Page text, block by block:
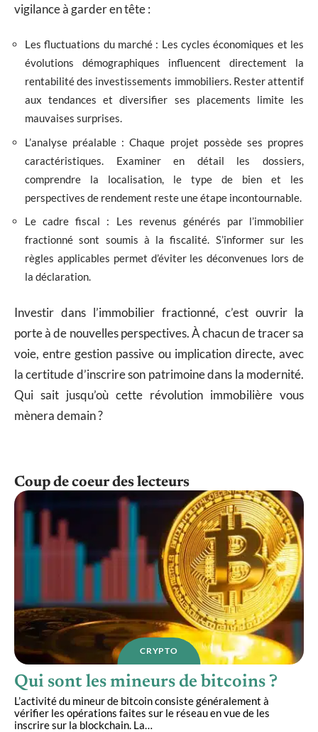
vigilance à garder en tête :
Les fluctuations du marché : Les cycles économiques et les
évolutions démographiques influencent directement la
rentabilité des investissements immobiliers. Rester attentif
aux tendances et diversifier ses placements limite les
mauvaises surprises.
L’analyse préalable : Chaque projet possède ses propres
caractéristiques. Examiner en détail les dossiers,
comprendre la localisation, le type de bien et les
perspectives de rendement reste une étape incontournable.
Le cadre fiscal : Les revenus générés par l’immobilier
fractionné sont soumis à la fiscalité. S’informer sur les
règles applicables permet d’éviter les déconvenues lors de
la déclaration.
Investir dans l’immobilier fractionné, c’est ouvrir la
porte à de nouvelles perspectives. À chacun de tracer sa
voie, entre gestion passive ou implication directe, avec
la certitude d’inscrire son patrimoine dans la modernité.
Qui sait jusqu’où cette révolution immobilière vous
mènera demain ?
Coup de coeur des lecteurs
CRYPTO
Qui sont les mineurs de bitcoins ?
L’activité du mineur de bitcoin consiste généralement à
vérifier les opérations faites sur le réseau en vue de les
inscrire sur la blockchain. La…